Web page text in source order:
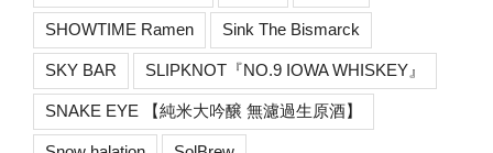
SHOWTIME Ramen Sink The Bismarck
SKY BAR SLIPKNOT『NO.9 IOWA WHISKEY』
SNAKE EYE 【純米大吟醸 無濾過生原酒】